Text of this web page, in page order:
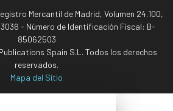
Mercantil de Madrid, Volumen 24.100,
- Número de Identificación Fiscal: B-
85062503
Spain S.L. Todos los derechos
reservados.
Mapa del Sitio